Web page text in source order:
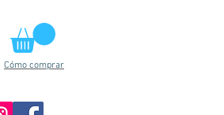
Cómo comprar